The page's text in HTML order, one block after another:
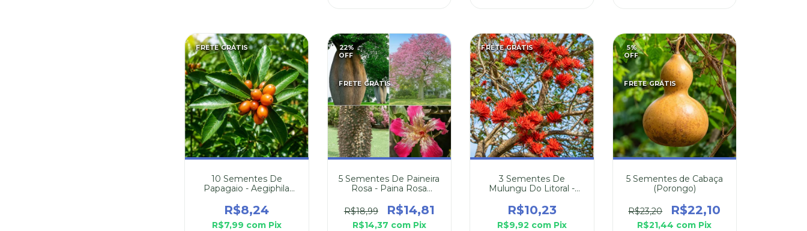
FRETE GRÁTIS
10 Sementes De
Papagaio - Aegiphila
R$8,24
R$7,99 com Pix
22%
OFF
FRETE GRÁTIS
5 Sementes De Paineira
Rosa - Paina Rosa
R$18,99
R$14,81
R$14,37 com Pix
FRETE GRÁTIS
3 Sementes De
Mulungu Do Litoral -
R$10,23
R$9,92 com Pix
5%
OFF
FRETE GRÁTIS
5 Sementes de Cabaça
(Porongo)
R$23,20 R$22,10
R$21,44 com Pix